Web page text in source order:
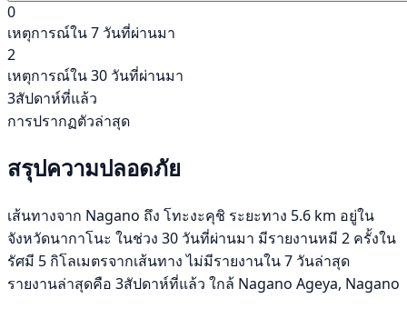
0
เหตุการณ์ใน 7 วันที่ผ่านมา
2
เหตุการณ์ใน 30 วันที่ผ่านมา
3สัปดาห์ที่แล้ว
การปรากฏตัวล่าสุด
สรุปความปลอดภัย
เส้นทางจาก Nagano ถึง โทะงะคุชิ ระยะทาง 5.6 km อยู่ใน
จังหวัดนากาโนะ ในช่วง 30 วันที่ผ่านมา มีรายงานหมี 2 ครั้งใน
รัศมี 5 กิโลเมตรจากเส้นทาง ไม่มีรายงานใน 7 วันล่าสุด
รายงานล่าสุดคือ 3สัปดาห์ที่แล้ว ใกล้ Nagano Ageya, Nagano